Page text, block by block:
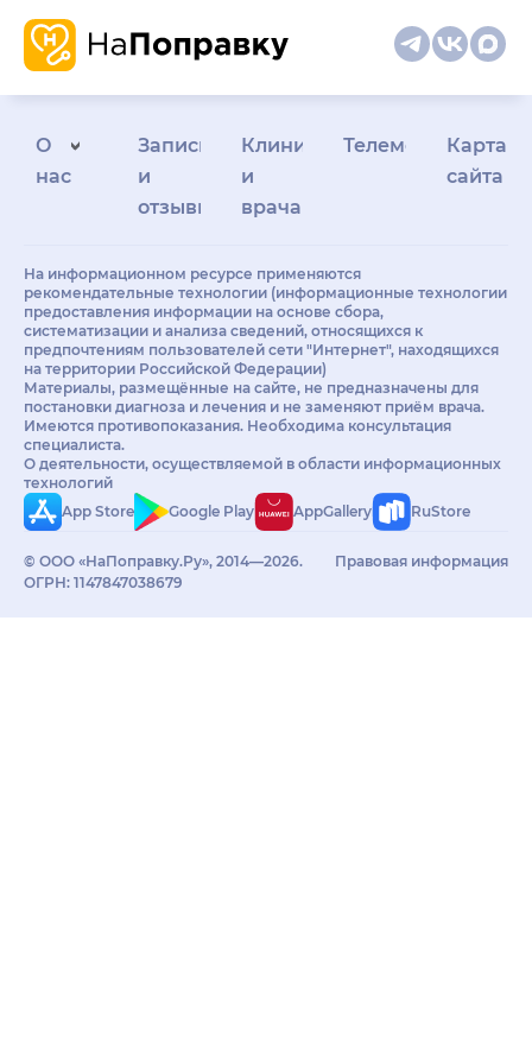
О
нас
Запись
и
отзывы
Клиникам
и
врачам
Телемедицина
Карта
сайта
На информационном ресурсе применяются
рекомендательные технологии (информационные технологии
предоставления информации на основе сбора,
систематизации и анализа сведений, относящихся к
предпочтениям пользователей сети "Интернет", находящихся
на территории Российской Федерации)
Материалы, размещённые на сайте, не предназначены для
постановки диагноза и лечения и не заменяют приём врача.
Имеются противопоказания. Необходима консультация
специалиста.
О деятельности, осуществляемой в области информационных
технологий
App Store
Google Play AppGallery RuStore
© ООО «НаПоправку.Ру», 2014—2026.
ОГРН: 1147847038679
Правовая информация